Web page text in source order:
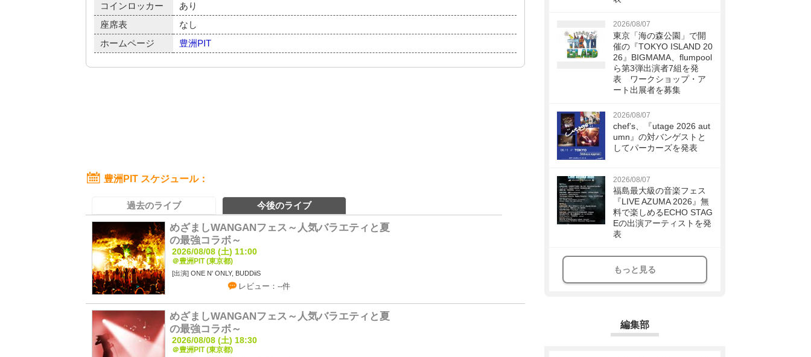
コインロッカー
あり
座席表
なし
ホームページ
豊洲PIT
豊洲PIT スケジュール
過去のライブ 今後のライブ
めざましWANGANフェス～人気バラエティと夏
の最強コラボ～
2026/08/08 (土) 11:00
＠豊洲PIT (東京都)
ONE N' ONLY, BUDDiiS
レビュー：--件
めざましWANGANフェス～人気バラエティと夏
の最強コラボ～
2026/08/08 (土) 18:30
＠豊洲PIT (東京都)
2026/08/07
東京「海の森公園」で開
催の『TOKYO ISLAND 20
26』BIGMAMA、flumpool
ら第3弾出演者7組を発
表 ワークショップ・ア
ート出展者を募集
2026/08/07
chef’s、『utage 2026 aut
umn』の対バンゲストと
してパーカーズを発表
2026/08/07
福島最大級の音楽フェス
『LIVE AZUMA 2026』無
料で楽しめるECHO STAG
Eの出演アーティストを発
表
もっと見る
編集部